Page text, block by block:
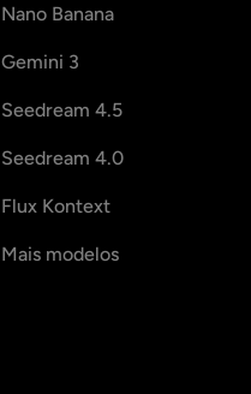
Nano Banana
Gemini 3
Seedream 4.5
Seedream 4.0
Flux Kontext
Mais modelos